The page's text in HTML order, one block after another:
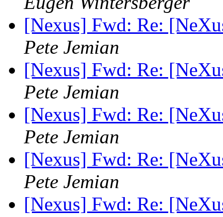
[Nexus] Fwd: Re:
Pete Jemian
[Nexus] Fwd: Re:
Pete Jemian
[Nexus] Fwd: Re:
Pete Jemian
[Nexus] Fwd: Re:
Pete Jemian
[Nexus] Fwd: Re: